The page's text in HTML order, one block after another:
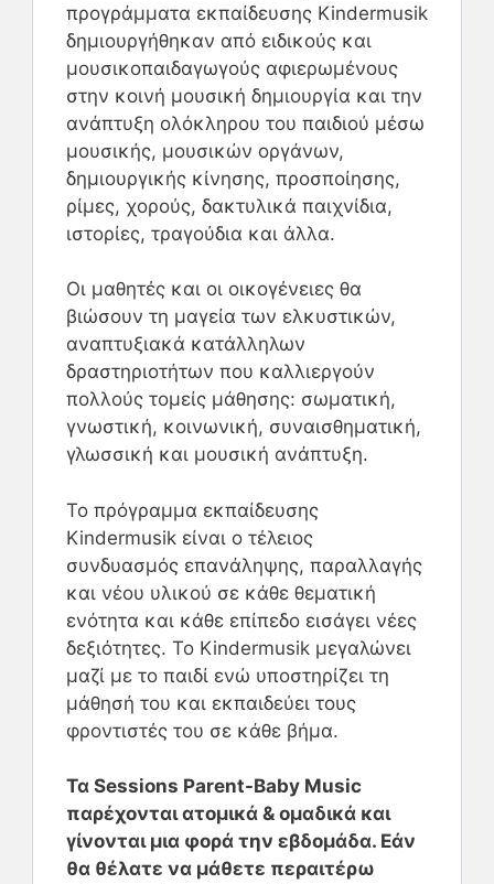
προγράμματα εκπαίδευσης Kindermusik
δημιουργήθηκαν από ειδικούς και
μουσικοπαιδαγωγούς αφιερωμένους
στην κοινή μουσική δημιουργία και την
ανάπτυξη ολόκληρου του παιδιού μέσω
μουσικής, μουσικών οργάνων,
δημιουργικής κίνησης, προσποίησης,
ρίμες, χορούς, δακτυλικά παιχνίδια,
ιστορίες, τραγούδια και άλλα.
Οι μαθητές και οι οικογένειες θα
βιώσουν τη μαγεία των ελκυστικών,
αναπτυξιακά κατάλληλων
δραστηριοτήτων που καλλιεργούν
πολλούς τομείς μάθησης: σωματική,
γνωστική, κοινωνική, συναισθηματική,
γλωσσική και μουσική ανάπτυξη.
Το πρόγραμμα εκπαίδευσης
Kindermusik είναι ο τέλειος
συνδυασμός επανάληψης, παραλλαγής
και νέου υλικού σε κάθε θεματική
ενότητα και κάθε επίπεδο εισάγει νέες
δεξιότητες. Το Kindermusik μεγαλώνει
μαζί με το παιδί ενώ υποστηρίζει τη
μάθησή του και εκπαιδεύει τους
φροντιστές του σε κάθε βήμα.
Τα Sessions Parent-Baby Music
παρέχονται ατομικά & ομαδικά και
γίνονται μια φορά την εβδομάδα. Εάν
θα θέλατε να μάθετε περαιτέρω